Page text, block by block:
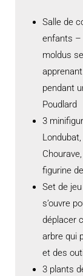
Salle de
enfants –
moldus
pendant
Poudlard
3
figurine
Set de
s’ouvre
déplacer
arbre qui
et des
3 plants